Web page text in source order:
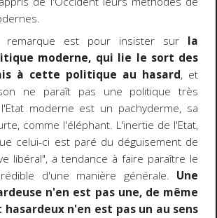
remarque est pour insister sur la
moderne, qui lie le sort des
à cette politique au hasard, et
ne paraît pas une politique très
moderne est un pachyderme, sa
comme l'éléphant. L'inertie de l'Etat,
celui-ci est paré du déguisement de
libéral", a tendance à faire paraître le
d'une manière générale. Une
n'en est pas une, de même
n'en est pas un au sens